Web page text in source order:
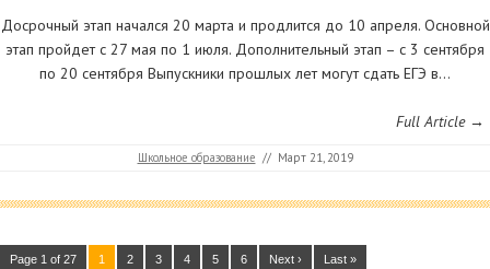
Досрочный этап начался 20 марта и продлится до 10 апреля. Основной
этап пройдет с 27 мая по 1 июля. Дополнительный этап – с 3 сентября
по 20 сентября Выпускники прошлых лет могут сдать ЕГЭ в…
Full Article →
Школьное образование // Март 21, 2019
Page 1 of 27 1 2 3 4 5 6 Next › Last »